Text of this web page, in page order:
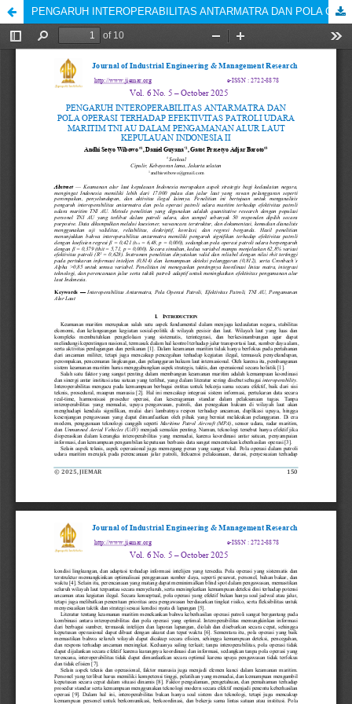
PENGARUH INTEROPERABILITAS ANTARMATRA DAN POLA OPERASI TERHADAP EFEKTIVITAS PATROLI UDARA MARITIM TNI AU DALAM PENGAMANAN ALUR LAUT KEPULAUAN INDONESIA II